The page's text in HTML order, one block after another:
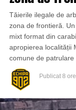
Tăierile ilegale de
zona de frontieră.
mixt format din
apropierea localității
comune de patrulare
Publicat 8